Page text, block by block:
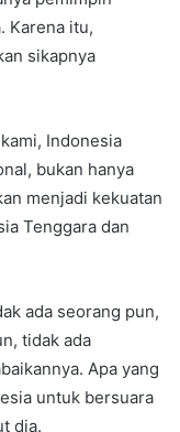
Karena itu,
sikapnya
Indonesia
bukan hanya
menjadi kekuatan
Tenggara dan
ada seorang pun,
tidak ada
Apa yang
untuk bersuara
dia.